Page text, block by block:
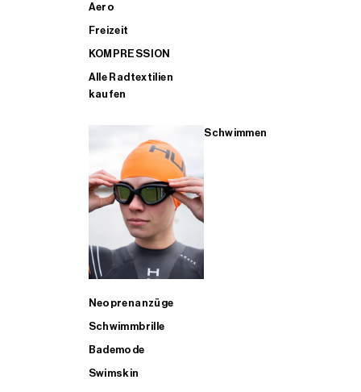
Aero
Freizeit
KOMPRESSION
Alle Radtextilien
kaufen
Schwimmen
Neoprenanzüge
Schwimmbrille
Bademode
Swimskin